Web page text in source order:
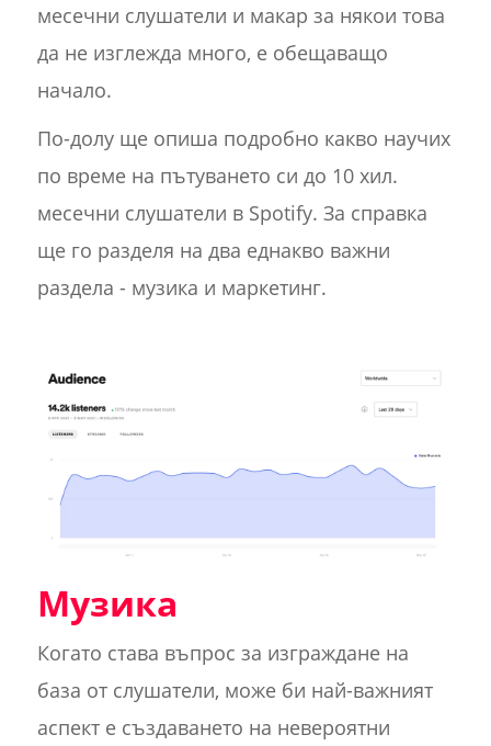
месечни слушатели и макар за някои това
да не изглежда много, е обещаващо
начало.
По-долу ще опиша подробно какво научих
по време на пътуването си до 10 хил.
месечни слушатели в Spotify. За справка
ще го разделя на два еднакво важни
раздела - музика и маркетинг.
Музика
Когато става въпрос за изграждане на
база от слушатели, може би най-важният
аспект е създаването на невероятни